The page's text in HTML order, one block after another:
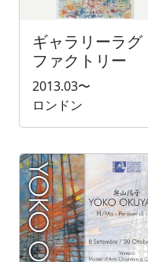
ギャラリーラグ
ファクトリー
2013.03〜
ロンドン